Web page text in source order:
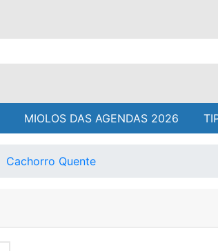
MIOLOS DAS AGENDAS 2026
Cachorro Quente